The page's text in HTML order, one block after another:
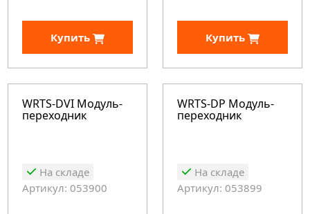
Купить Купить
WRTS-DVI Модуль-
переходник
На складе
Артикул: 053900
WRTS-DP Модуль-
переходник
На складе
Артикул: 053899